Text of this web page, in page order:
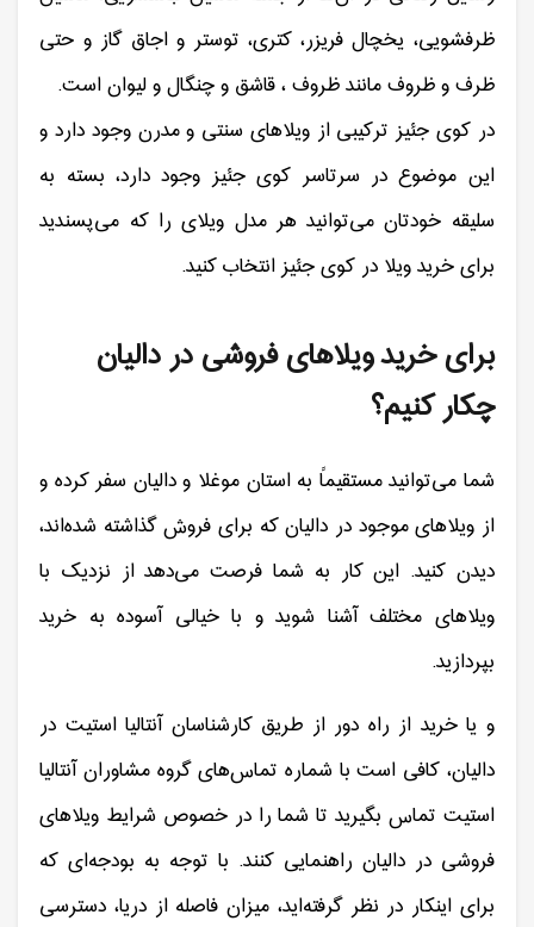
ظرفشویی، یخچال فریزر، کتری، توستر و اجاق گاز و حتی
ظرف و ظروف مانند ظروف ، قاشق و چنگال و لیوان است.
در کوی جئیز ترکیبی از ویلاهای سنتی و مدرن وجود دارد و
این موضوع در سرتاسر کوی جئیز وجود دارد، بسته به
سلیقه خودتان می‌توانید هر مدل ویلای را که می‌پسندید
برای خرید ویلا در کوی جئیز انتخاب کنید.
برای خرید ویلاهای فروشی در دالیان
چکار کنیم؟
شما می‌توانید مستقیماً به استان موغلا و دالیان سفر کرده و
از ویلاهای موجود در دالیان که برای فروش گذاشته شده‌اند،
دیدن کنید. این کار به شما فرصت می‌دهد از نزدیک با
ویلاهای مختلف آشنا شوید و با خیالی آسوده به خرید
بپردازید.
و یا خرید از راه دور از طریق کارشناسان آنتالیا استیت در
دالیان، کافی است با شماره تماس‌های گروه مشاوران آنتالیا
استیت تماس بگیرید تا شما را در خصوص شرایط ویلاهای
فروشی در دالیان راهنمایی کنند. با توجه به بودجه‌ای که
برای اینکار در نظر گرفته‌اید، میزان فاصله از دریا، دسترسی